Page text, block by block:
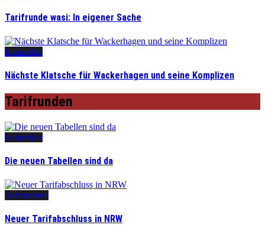
Tarifrunde wasi: In eigener Sache
Leitartikel
Nächste Klatsche für Wackerhagen und seine Komplizen
Tarifrunden
Leitartikel
Die neuen Tabellen sind da
Tarifrunden
Neuer Tarifabschluss in NRW